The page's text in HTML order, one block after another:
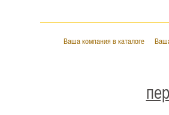
Ваша компания в каталоге